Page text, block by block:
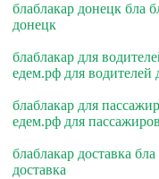
блаблакар донецк бла
донецк
блаблакар для
едем.рф для водителей
блаблакар для
едем.рф для
блаблакар доставка
доставка